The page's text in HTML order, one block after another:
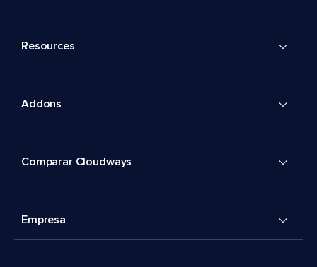
Resources
Addons
Comparar Cloudways
Empresa